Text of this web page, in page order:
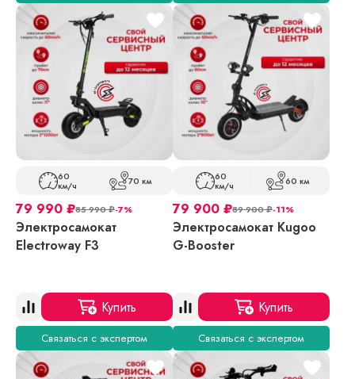
60
км/ч 70 км
79 990 ₽85 990₽-7%
Электросамокат
Electroway F3
Купить
Связаться с экспертом
60
км/ч 60 км
79 900 ₽89 900₽-11%
Электросамокат Kugoo
G-Booster
Купить
Связаться с экспертом